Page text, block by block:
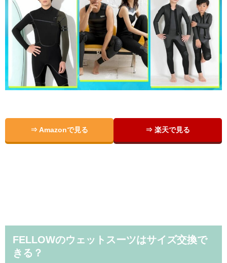
⇒ Amazonで見る ⇒ 楽天で見る
FELLOWのウェットスーツはサイズ交換で
きる？